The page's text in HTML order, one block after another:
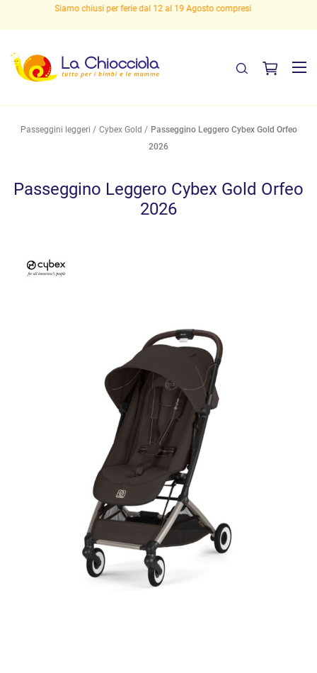
Spedizioni gratuite sopra i 29,90 euro!
Passeggini leggeri Cybex Gold
Passeggino Leggero Cybex Gold Orfeo
2026
Passeggino Leggero Cybex Gold Orfeo
2026